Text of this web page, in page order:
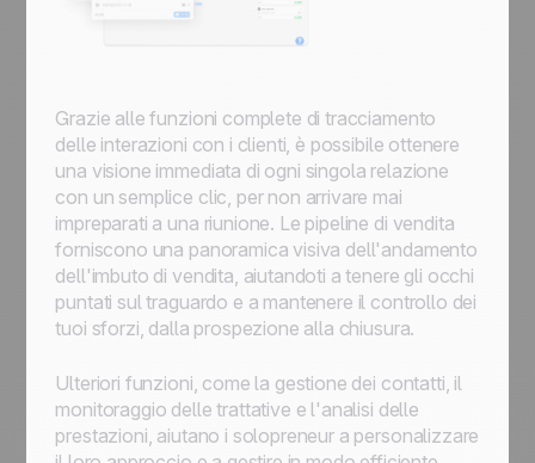
Grazie alle funzioni complete di tracciamento
delle interazioni con i clienti, è possibile ottenere
una visione immediata di ogni singola relazione
con un semplice clic, per non arrivare mai
impreparati a una riunione. Le pipeline di vendita
forniscono una panoramica visiva dell'andamento
dell'imbuto di vendita, aiutandoti a tenere gli occhi
puntati sul traguardo e a mantenere il controllo dei
tuoi sforzi, dalla prospezione alla chiusura.
Ulteriori funzioni, come la gestione dei contatti, il
monitoraggio delle trattative e l'analisi delle
prestazioni, aiutano i solopreneur a personalizzare